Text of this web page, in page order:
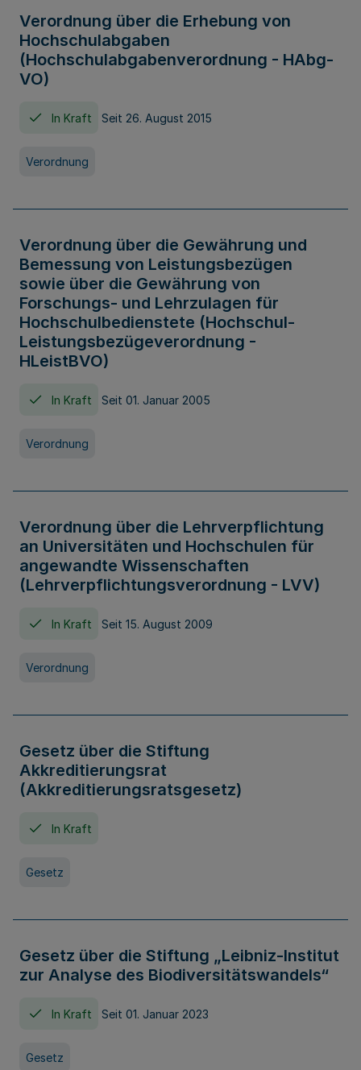
Verordnung über die Erhebung von
Hochschulabgaben
(Hochschulabgabenverordnung - HAbg-
VO)
In Kraft Seit 26. August 2015
Verordnung
Verordnung über die Gewährung und
Bemessung von Leistungsbezügen
sowie über die Gewährung von
Forschungs- und Lehrzulagen für
Hochschulbedienstete (Hochschul-
Leistungsbezügeverordnung -
HLeistBVO)
In Kraft Seit 01. Januar 2005
Verordnung
Verordnung über die Lehrverpflichtung
an Universitäten und Hochschulen für
angewandte Wissenschaften
(Lehrverpflichtungsverordnung - LVV)
In Kraft Seit 15. August 2009
Verordnung
Gesetz über die Stiftung
Akkreditierungsrat
(Akkreditierungsratsgesetz)
In Kraft
Gesetz
Gesetz über die Stiftung „Leibniz-Institut
zur Analyse des Biodiversitätswandels“
In Kraft Seit 01. Januar 2023
Gesetz